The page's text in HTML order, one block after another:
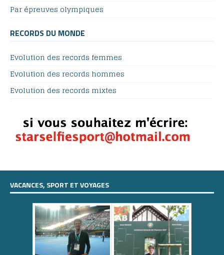
Par épreuves olympiques
RECORDS DU MONDE
Evolution des records femmes
Evolution des records hommes
Evolution des records mixtes
VACANCES, SPORT ET VOYAGES